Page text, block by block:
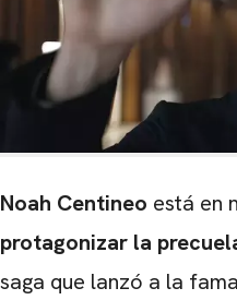
Noah Centineo está en
protagonizar la
saga que lanzó a la